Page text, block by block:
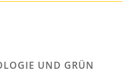
UND GRÜN